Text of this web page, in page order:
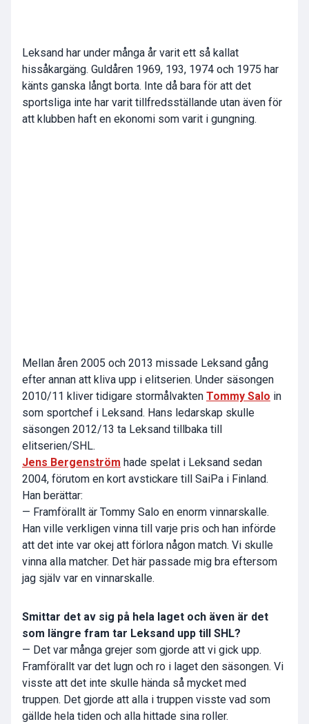
Leksand har under många år varit ett så kallat
hissåkargäng. Guldåren 1969, 193, 1974 och 1975 har
känts ganska långt borta. Inte då bara för att det
sportsliga inte har varit tillfredsställande utan även för
att klubben haft en ekonomi som varit i gungning.
Mellan åren 2005 och 2013 missade Leksand gång
efter annan att kliva upp i elitserien. Under säsongen
2010/11 kliver tidigare stormålvakten Tommy Salo in
som sportchef i Leksand. Hans ledarskap skulle
säsongen 2012/13 ta Leksand tillbaka till
elitserien/SHL.
Jens Bergenström hade spelat i Leksand sedan
2004, förutom en kort avstickare till SaiPa i Finland.
Han berättar:
— Framförallt är Tommy Salo en enorm vinnarskalle.
Han ville verkligen vinna till varje pris och han införde
att det inte var okej att förlora någon match. Vi skulle
vinna alla matcher. Det här passade mig bra eftersom
jag själv var en vinnarskalle.
Smittar det av sig på hela laget och även är det
som längre fram tar Leksand upp till SHL?
— Det var många grejer som gjorde att vi gick upp.
Framförallt var det lugn och ro i laget den säsongen. Vi
visste att det inte skulle hända så mycket med
truppen. Det gjorde att alla i truppen visste vad som
gällde hela tiden och alla hittade sina roller.